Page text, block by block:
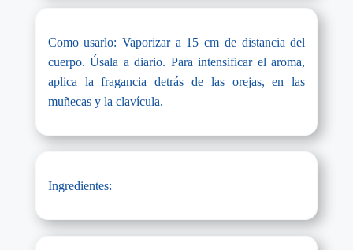
Como usarlo: Vaporizar a 15 cm de distancia del
cuerpo. Úsala a diario. Para intensificar el aroma,
aplica la fragancia detrás de las orejas, en las
muñecas y la clavícula.
Ingredientes: